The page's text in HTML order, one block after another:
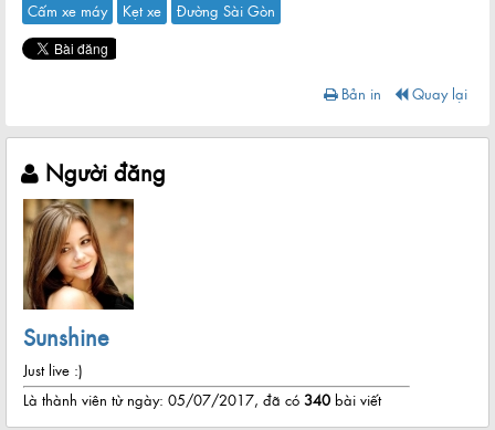
Cấm xe máy Kẹt xe Đường Sài Gòn
Bản in Quay lại
Người đăng
Sunshine
Just live :)
Là thành viên từ ngày: 05/07/2017, đã có 340 bài viết